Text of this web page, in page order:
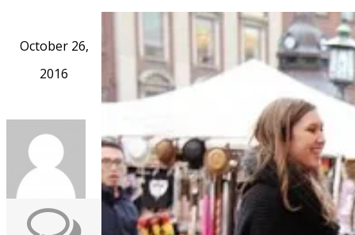
October 26,
2016